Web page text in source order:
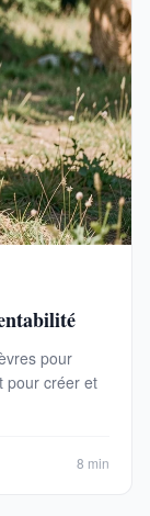
pour
pour créer et
8 min